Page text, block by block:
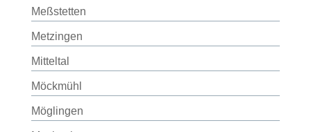
Meßstetten
Metzingen
Mitteltal
Möckmühl
Möglingen